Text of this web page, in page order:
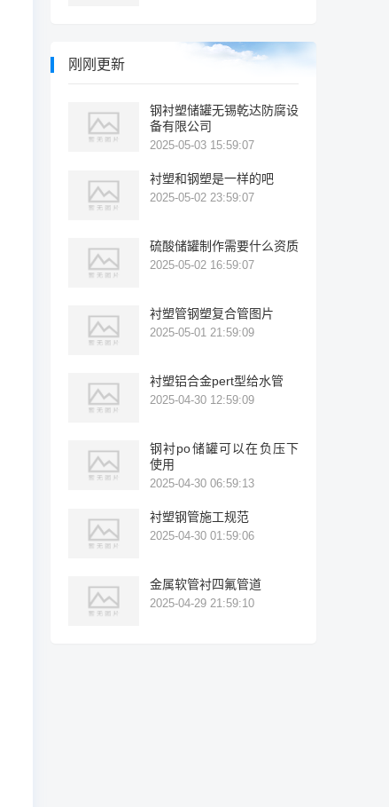
刚刚更新
钢衬塑储罐无锡乾达防腐设
备有限公司
2025-05-03 15:59:07
衬塑和钢塑是一样的吧
2025-05-02 23:59:07
硫酸储罐制作需要什么资质
2025-05-02 16:59:07
衬塑管钢塑复合管图片
2025-05-01 21:59:09
衬塑铝合金pert型给水管
2025-04-30 12:59:09
钢衬po储罐可以在负压下
使用
2025-04-30 06:59:13
衬塑钢管施工规范
2025-04-30 01:59:06
金属软管衬四氟管道
2025-04-29 21:59:10